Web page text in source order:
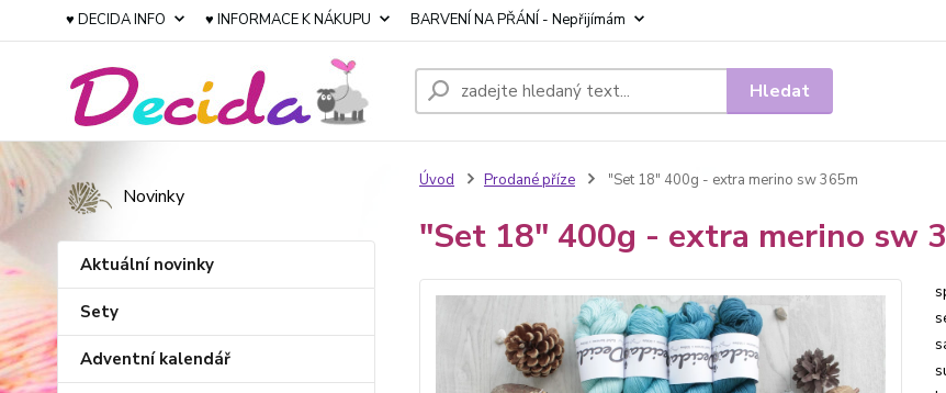
♥ DECIDA INFO ♥ INFORMACE K NÁKUPU BARVENÍ NA PŘÁNÍ - Nepřijímám
Hledat
Novinky
Aktuální novinky
Sety
Adventní kalendář
Úvod Prodané příze "Set 18" 400g - extra merino sw 365m
"Set 18" 400g - extra merino sw